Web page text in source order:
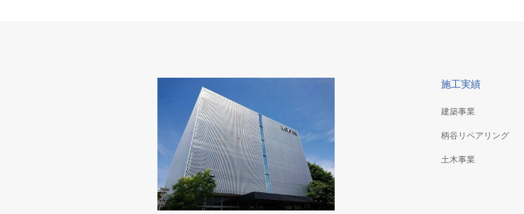
施工実績
建築事業
柄谷リペアリング
土木事業